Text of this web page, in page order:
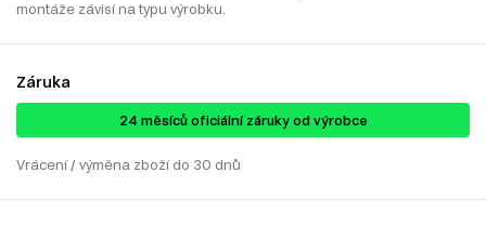
montáže závisí na typu výrobku.
Záruka
24 ​​​​měsíců oficiální záruky od výrobce
Vrácení / výměna zboží do 30 dnů